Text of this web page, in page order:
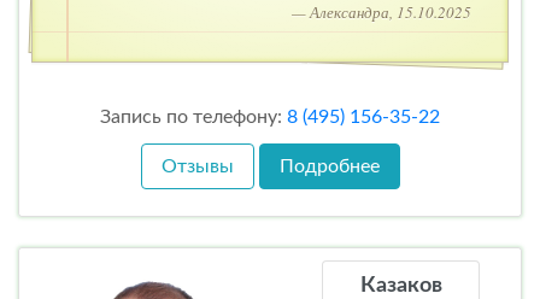
— Александра, 15.10.2025
Запись по телефону: 8 (495) 156-35-22
Отзывы Подробнее
Казаков